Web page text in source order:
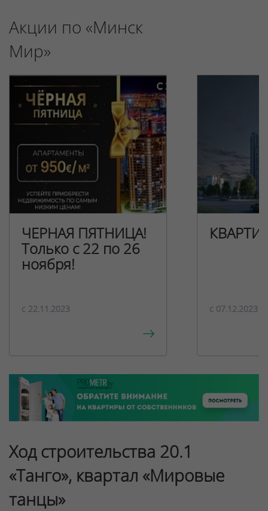
Акции по «Минск
Мир»
ЧЕРНАЯ ПЯТНИЦА!
Только с 22 по 26
ноября!
c 22.11.2023 c 07.12.2023
Ход строительства 20.1
«Танго», квартал «Мировые
танцы»